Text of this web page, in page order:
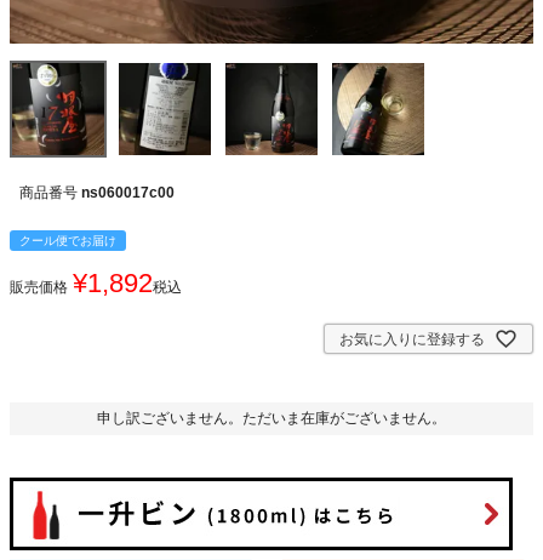
商品番号 ns060017c00
クール便でお届け
販売価格 ¥1,892税込
お気に入りに登録する
申し訳ございません。ただいま在庫がございません。